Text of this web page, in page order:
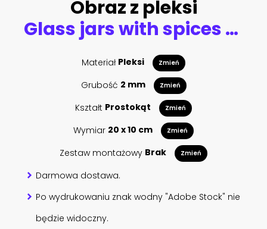
Obraz z pleksi
Glass jars with spices and whole dried chili
Materiał Pleksi Zmień
Grubość 2 mm Zmień
Kształt Prostokąt Zmień
Wymiar 20 x 10 cm Zmień
Zestaw montażowy Brak Zmień
Darmowa dostawa.
Po wydrukowaniu znak wodny "Adobe Stock" nie
będzie widoczny.